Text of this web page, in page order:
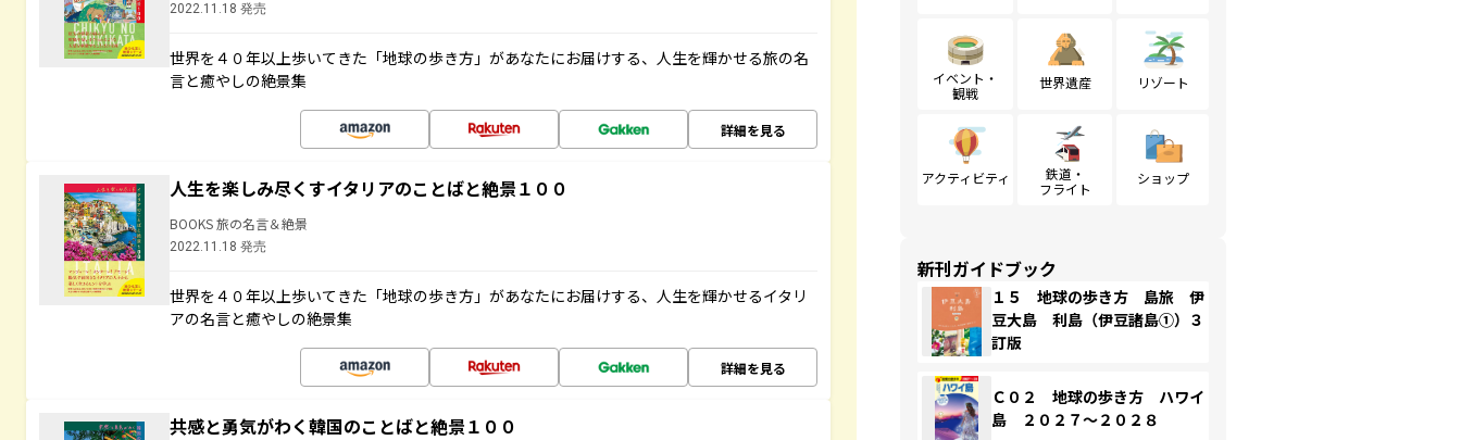
2022.11.18 発売
世界を４０年以上歩いてきた「地球の歩き方」があなたにお届けする、人生を輝かせる旅の名
言と癒やしの絶景集
詳細を見る
人生を楽しみ尽くすイタリアのことばと絶景１００
BOOKS 旅の名言＆絶景
2022.11.18 発売
世界を４０年以上歩いてきた「地球の歩き方」があなたにお届けする、人生を輝かせるイタリ
アの名言と癒やしの絶景集
詳細を見る
共感と勇気がわく韓国のことばと絶景１００
イベント・
観戦
世界遺産 リゾート
アクティビティ
鉄道・
フライト
ショップ
新刊ガイドブック
１５ 地球の歩き方 島旅 伊
豆大島 利島（伊豆諸島①）３
訂版
Ｃ０２ 地球の歩き方 ハワイ
島 ２０２７～２０２８